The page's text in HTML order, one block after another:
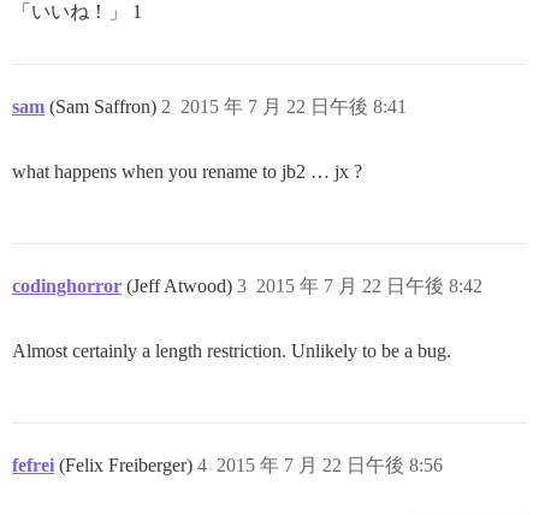
「いいね！」 1
sam (Sam Saffron) 2015 年 7 月 22 日午後 8:41
2
what happens when you rename to jb2 … jx ?
codinghorror (Jeff Atwood) 2015 年 7 月 22 日午後 8:42
3
Almost certainly a length restriction. Unlikely to be a bug.
fefrei (Felix Freiberger) 2015 年 7 月 22 日午後 8:56
4